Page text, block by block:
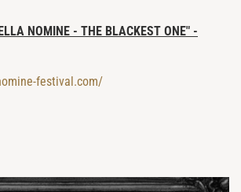
NOMINE - THE BLACKEST ONE" -
festival.com/